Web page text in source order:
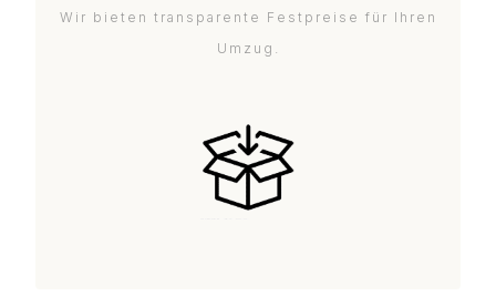
Wir bieten transparente Festpreise für Ihren
Umzug.